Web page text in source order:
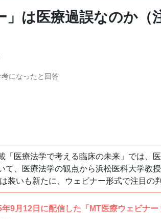
」は医療過誤なのか（
になったと回答
「医療法学で考える臨床の未来」では、
て、医療法学の観点から浜松医科大学教
装いも新たに、ウェビナー形式で注目の
年9月12日に配信した「MT医療ウェビナ